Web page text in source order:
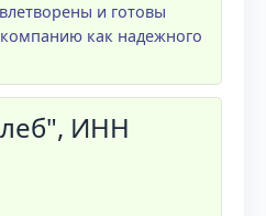
и готовы
как надежного
ИНН